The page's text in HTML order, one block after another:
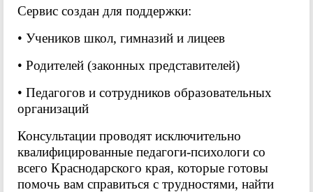
Сервис создан для поддержки:
• Учеников школ, гимназий и лицеев
• Родителей (законных представителей)
• Педагогов и сотрудников образовательных
организаций
Консультации проводят исключительно
квалифицированные педагоги-психологи со
всего Краснодарского края, которые готовы
помочь вам справиться с трудностями, найти